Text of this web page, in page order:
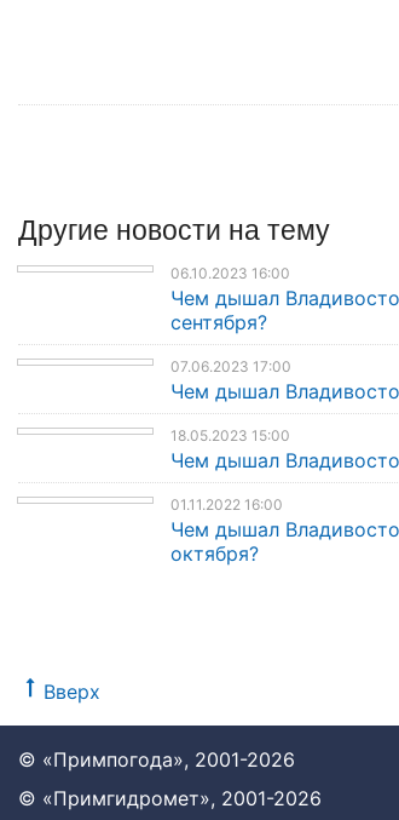
Другие новости на тему
06.10.2023 16:00
Чем дышал
сентября?
07.06.2023 17:00
Чем дышал
18.05.2023 15:00
Чем дышал
01.11.2022 16:00
Чем дышал
октября?
Вверх
© «Примпогода», 2001-2026
© «Примгидромет», 2001-2026